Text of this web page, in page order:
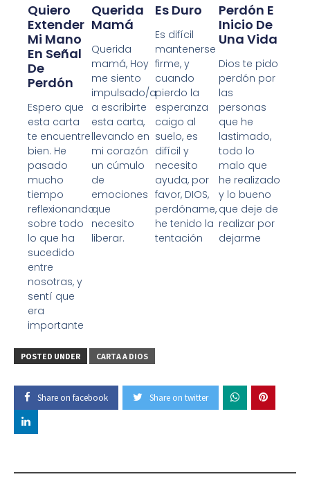
Quiero
Extender
Mi Mano
En Señal
De
Perdón
Espero que
esta carta
te encuentre
bien. He
pasado
mucho
tiempo
reflexionando
sobre todo
lo que ha
sucedido
entre
nosotras, y
sentí que
era
importante
Querida
Mamá
Querida
mamá, Hoy
me siento
impulsado/a
a escribirte
esta carta,
llevando en
mi corazón
un cúmulo
de
emociones
que
necesito
liberar.
Es Duro
Es difícil
mantenerse
firme, y
cuando
pierdo la
esperanza
caigo al
suelo, es
difícil y
necesito
ayuda, por
favor, DIOS,
perdóname,
he tenido la
tentación
Perdón E
Inicio De
Una Vida
Dios te pido
perdón por
las
personas
que he
lastimado,
todo lo
malo que
he realizado
y lo bueno
que deje de
realizar por
dejarme
POSTED UNDER CARTA A DIOS
Share on facebook Share on twitter